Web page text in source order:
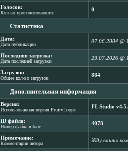
Голосов:
Кол-во проголосовавших
0
Статистика
Дата:
Дата публикации
07.06.2004 @
Последняя загрузка:
Дата последней загрузки
29.07.2026 @
Загрузок:
Общее кол-во загрузок
884
Дополнительная информация
Версия:
Использованная версия FruityLoops
FL Studio
ID файла:
Номер файла в базе
4078
Примечание:
Комментарии автора
Жду ваших